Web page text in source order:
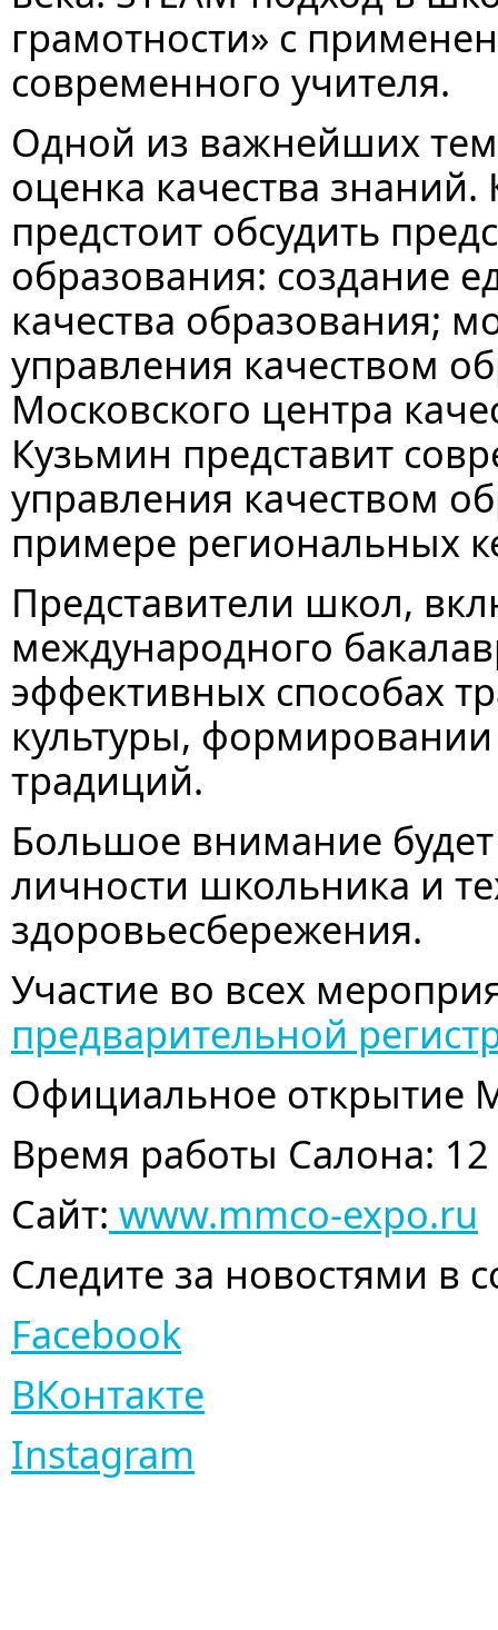
грамотности» с
современного учителя.
Одной из важнейших
оценка качества
предстоит обсудить
образования: создание
качества образования;
управления качеством
Московского центра
Кузьмин представит
управления качеством
примере региональных
Представители школ,
международного
эффективных способах
культуры,
традиций.
Большое внимание
личности школьника и
здоровьесбережения.
Участие во всех
предварительной
Официальное открытие
Время работы Салона: 12
Сайт: www.mmco-expo.ru
Следите за новостями в
Facebook
ВКонтакте
Instagram